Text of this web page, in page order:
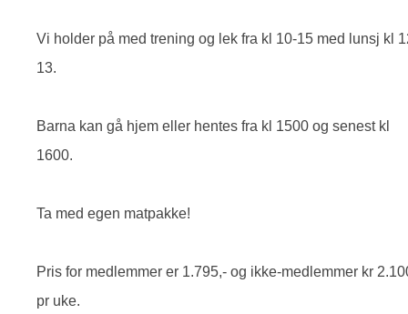
Vi holder på med trening og lek fra kl 10-15 med lunsj kl
13.
Barna kan gå hjem eller hentes fra kl 1500 og senest kl
1600.
Ta med egen matpakke!
Pris for medlemmer er 1.795,- og ikke-medlemmer kr
pr uke.